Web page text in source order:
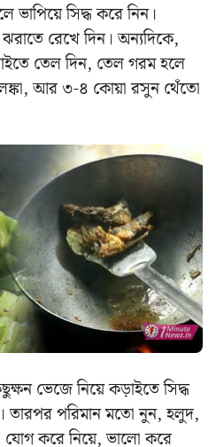
ভাপিয়ে সিদ্ধ করে নিন।
রেখে দিন। অন্যদিকে,
তেল দিন, তেল গরম হলে
আর ৩-৪ কোয়া রসুন থেঁতো
ভেজে নিয়ে কড়াইতে সিদ্ধ
তারপর পরিমান মতো নুন, হলুদ,
যোগ করে নিয়ে, ভালো করে